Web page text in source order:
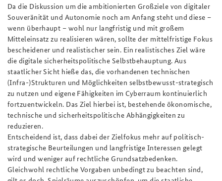
Da die Diskussion um die ambitionierten Großziele von digitaler
Souveränität und Autonomie noch am Anfang steht und diese –
wenn überhaupt – wohl nur langfristig und mit großem
Mitteleinsatz zu realisieren wären, sollte der mittelfristige Fokus
bescheidener und realistischer sein. Ein realistisches Ziel wäre
die digitale sicherheitspolitische Selbstbehauptung. Aus
staatlicher Sicht hieße das, die vorhandenen technischen
(Infra-)Strukturen und Möglichkeiten selbstbewusst-strategisch
zu nutzen und eigene Fähigkeiten im Cyberraum kontinuierlich
fortzuentwickeln. Das Ziel hierbei ist, bestehende ökonomische,
technische und sicherheitspolitische Abhängigkeiten zu
reduzieren.
Entscheidend ist, dass dabei der Zielfokus mehr auf politisch-
strategische Beurteilungen und langfristige Interessen gelegt
wird und weniger auf rechtliche Grundsatzbedenken.
Gleichwohl rechtliche Vorgaben unbedingt zu beachten sind,